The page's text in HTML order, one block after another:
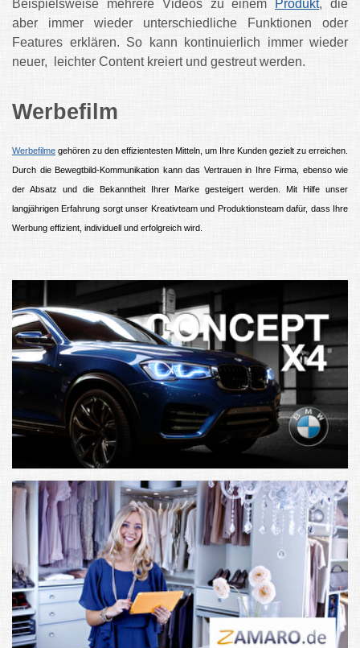
Beispielsweise mehrere Videos zu einem Produkt, die
aber immer wieder unterschiedliche Funktionen oder
Features erklären. So kann kontinuierlich immer wieder
neuer, leichter Content kreiert und gestreut werden.
Werbefilm
Werbefilme gehören zu den effizientesten Mitteln, um Ihre Kunden gezielt zu erreichen.
Durch die Bewegtbild-Kommunikation kann das Vertrauen in Ihre Firma, ebenso wie
der Absatz und die Bekanntheit Ihrer Marke gesteigert werden. Mit Hilfe unser
langjährigen Erfahrung sorgt unser Kreativteam und Produktionsteam dafür, dass Ihre
Werbung effizient, individuell und erfolgreich wird.